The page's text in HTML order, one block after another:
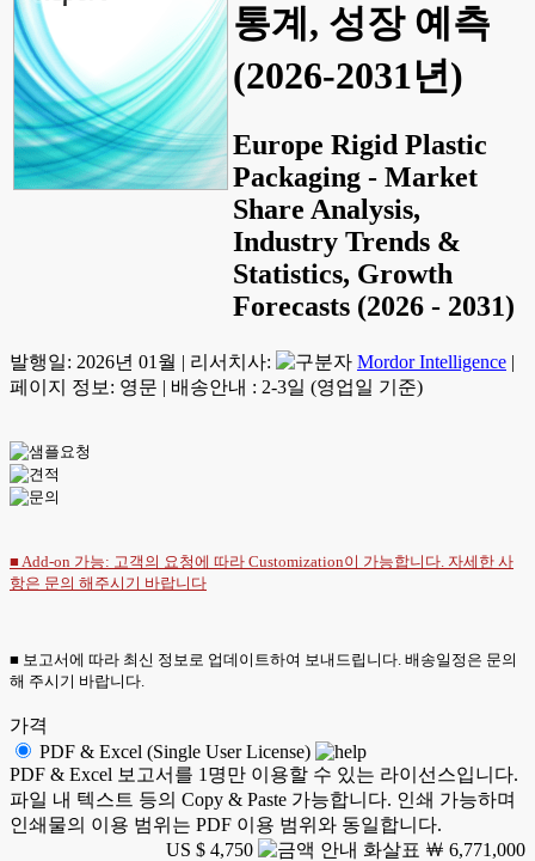
통계, 성장 예측
(2026-2031년)
Europe Rigid Plastic
Packaging - Market
Share Analysis,
Industry Trends &
Statistics, Growth
Forecasts (2026 - 2031)
발행일: 2026년 01월 | 리서치사: Mordor Intelligence |
페이지 정보: 영문 | 배송안내 : 2-3일 (영업일 기준)
■ Add-on 가능: 고객의 요청에 따라 Customization이 가능합니다. 자세한 사
항은 문의 해주시기 바랍니다
■ 보고서에 따라 최신 정보로 업데이트하여 보내드립니다. 배송일정은 문의
해 주시기 바랍니다.
가격
PDF & Excel (Single User License)
PDF & Excel 보고서를 1명만 이용할 수 있는 라이선스입니다.
파일 내 텍스트 등의 Copy & Paste 가능합니다. 인쇄 가능하며
인쇄물의 이용 범위는 PDF 이용 범위와 동일합니다.
US $ 4,750
￦ 6,771,000